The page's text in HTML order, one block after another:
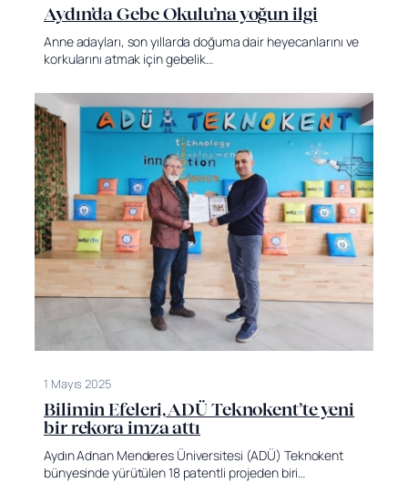
Aydın’da Gebe Okulu’na yoğun ilgi
Anne adayları, son yıllarda doğuma dair heyecanlarını ve
korkularını atmak için gebelik…
1 Mayıs 2025
Bilimin Efeleri, ADÜ Teknokent’te yeni
bir rekora imza attı
Aydın Adnan Menderes Üniversitesi (ADÜ) Teknokent
bünyesinde yürütülen 18 patentli projeden biri…